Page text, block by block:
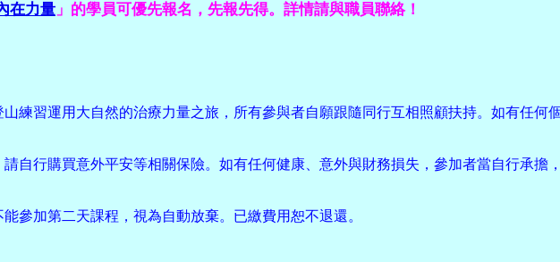
在力量 」的學員可優先報名，先報先得。詳情請與職員聯絡！
練習運用大自然的治療力量之旅，所有參與者自願跟隨同行互相照顧扶持。如有任何
自行購買意外平安等相關保險。如有任何健康、意外與財務損失，參加者當自行承擔
參加第二天課程，視為自動放棄。已繳費用恕不退還。